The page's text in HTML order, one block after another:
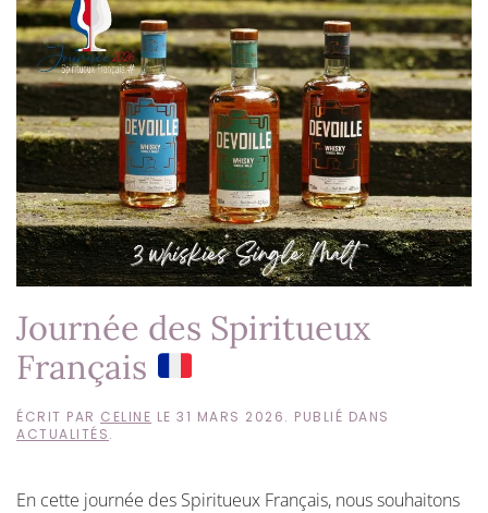
Journée des Spiritueux
Français
ÉCRIT PAR CELINE LE 31 MARS 2026. PUBLIÉ DANS
ACTUALITÉS.
En cette journée des Spiritueux Français, nous souhaitons